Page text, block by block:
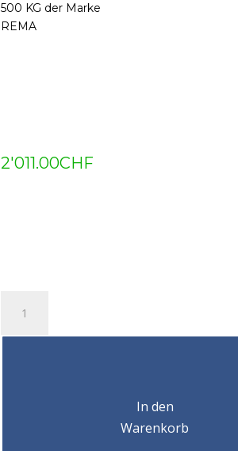
500 KG der Marke
REMA
2'011.00CHF
électrique
MAS
In den
Warenkorb